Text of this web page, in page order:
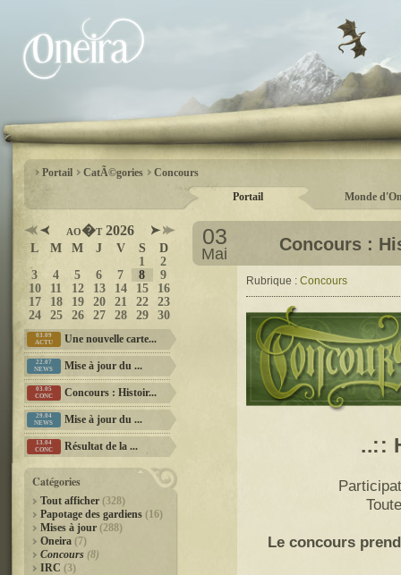
Portail CatÃ©gories
Concours
Portail
Monde
ao�t 2026
L M M J V S
D
1
2
3
4 5 6 7 8
9
10
11 12 13 14 15
16
17
18 19 20 21 22
23
24
25 26 27 28 29 30
03.09
ACTU
Une nouvelle carte...
22.07
NEWS
Mise à jour du ...
03.05
CONC
Concours : Histoir...
29.04
NEWS
Mise à jour du ...
13.04
CONC
Résultat de la ...
Catégories
Tout afficher (328)
Papotage des gardiens (16)
Mises à jour (288)
Oneira (7)
Concours (8)
IRC (3)
03
Mai Concours :
Rubrique : Concours
..::
Le concours